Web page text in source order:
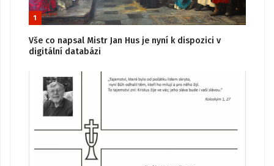
1
Vše co napsal Mistr Jan Hus je nyní k dispozici v
digitální databázi